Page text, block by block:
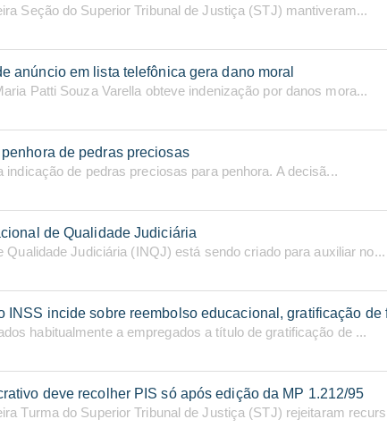
Seção do Superior Tribunal de Justiça (STJ) mantiveram...
anúncio em lista telefônica gera dano moral
Patti Souza Varella obteve indenização por danos mora...
de pedras preciosas
indicação de pedras preciosas para penhora. A decisã...
de Qualidade Judiciária
Qualidade Judiciária (INQJ) está sendo criado para auxiliar no...
INSS incide sobre reembolso educacional, gratificação
habitualmente a empregados a título de gratificação de ...
deve recolher PIS só após edição da MP 1.212/95
Turma do Superior Tribunal de Justiça (STJ) rejeitaram